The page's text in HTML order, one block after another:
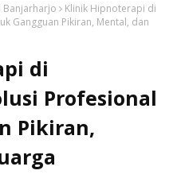
Klinik Hipnoterapi di
Gangguan Pikiran, Mental, dan
di
Profesional
Pikiran,